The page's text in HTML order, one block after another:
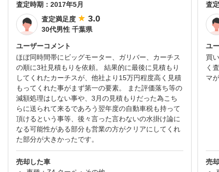
査定時期： 2017年5月
査定満足度
3.0
30代男性 千葉県
ユーザーコメント
ほぼ同時間帯にビッグモーター、ガリバー、カーチス
の順に3社見積もりを依頼。 結果的に最後に見積もり
してくれたカーチスが、他社より15万円程度高く見積
もってくれた事がまず第一の要素。 また評価落ち等の
減額処理はしない事や、3月の見積もりだった為こち
らに送られて来るであろう翌年度の自動車税も持って
頂けるという事等、後々言った言わないの水掛け論に
なる可能性がある部分も営業の方がクリアにしてくれ
た部分が大きかったです。
売却した車
査
ユ
買
く
マ
売